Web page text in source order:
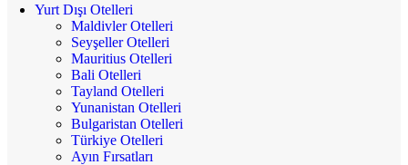
Yurt Dışı Otelleri
Maldivler Otelleri
Seyşeller Otelleri
Mauritius Otelleri
Bali Otelleri
Tayland Otelleri
Yunanistan Otelleri
Bulgaristan Otelleri
Türkiye Otelleri
Ayın Fırsatları